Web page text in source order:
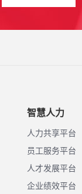
智慧人力
人力共享平台
员工服务平台
人才发展平台
企业绩效平台